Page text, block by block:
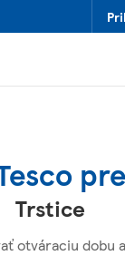
Trstice
otváraciu dobu